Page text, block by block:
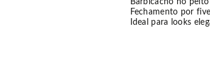
Barbicacho no
Fechamento por
Ideal para looks